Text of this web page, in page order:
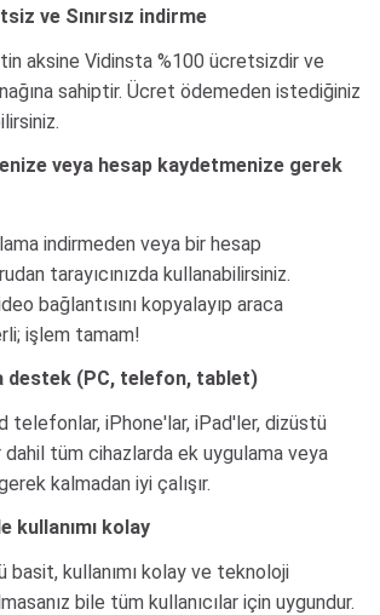
ve Sınırsız indirme
aksine Vidinsta %100 ücretsizdir ve
sahiptir. Ücret ödemeden istediğiniz
veya hesap kaydetmenize gerek
indirmeden veya bir hesap
tarayıcınızda kullanabilirsiniz.
bağlantısını kopyalayıp araca
işlem tamam!
destek (PC, telefon, tablet)
telefonlar, iPhone'lar, iPad'ler, dizüstü
dahil tüm cihazlarda ek uygulama veya
kalmadan iyi çalışır.
kullanımı kolay
basit, kullanımı kolay ve teknoloji
bile tüm kullanıcılar için uygundur.